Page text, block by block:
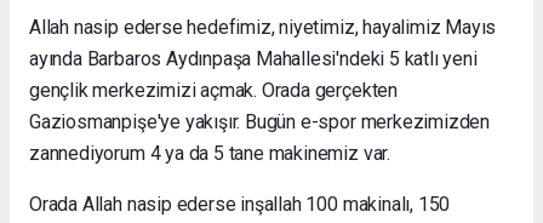
Allah nasip ederse hedefimiz, niyetimiz, hayalimiz Mayıs
ayında Barbaros Aydınpaşa Mahallesi'ndeki 5 katlı yeni
gençlik merkezimizi açmak. Orada gerçekten
Gaziosmanpişe'ye yakışır. Bugün e-spor merkezimizden
zannediyorum 4 ya da 5 tane makinemiz var.
Orada Allah nasip ederse inşallah 100 makinalı, 150